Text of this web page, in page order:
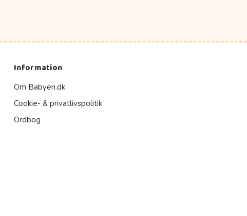
Information
Om Babyen.dk
Cookie- & privatlivspolitik
Ordbog